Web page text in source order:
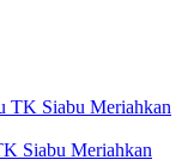
Siabu Meriahkan